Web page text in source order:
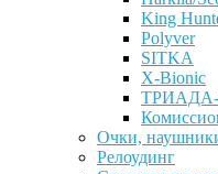
King
Polyver
SITKA
X-Bionic
Очки,
Релоудинг